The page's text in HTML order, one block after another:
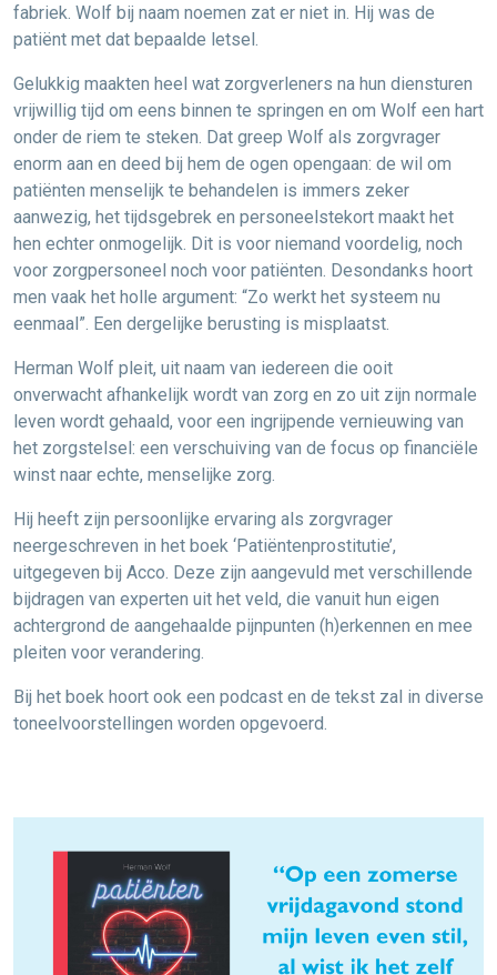
fabriek. Wolf bij naam noemen zat er niet in. Hij was de
patiënt met dat bepaalde letsel.
Gelukkig maakten heel wat zorgverleners na hun diensturen
vrijwillig tijd om eens binnen te springen en om Wolf een hart
onder de riem te steken. Dat greep Wolf als zorgvrager
enorm aan en deed bij hem de ogen opengaan: de wil om
patiënten menselijk te behandelen is immers zeker
aanwezig, het tijdsgebrek en personeelstekort maakt het
hen echter onmogelijk. Dit is voor niemand voordelig, noch
voor zorgpersoneel noch voor patiënten. Desondanks hoort
men vaak het holle argument: “Zo werkt het systeem nu
eenmaal”. Een dergelijke berusting is misplaatst.
Herman Wolf pleit, uit naam van iedereen die ooit
onverwacht afhankelijk wordt van zorg en zo uit zijn normale
leven wordt gehaald, voor een ingrijpende vernieuwing van
het zorgstelsel: een verschuiving van de focus op financiële
winst naar echte, menselijke zorg.
Hij heeft zijn persoonlijke ervaring als zorgvrager
neergeschreven in het boek ‘Patiëntenprostitutie’,
uitgegeven bij Acco. Deze zijn aangevuld met verschillende
bijdragen van experten uit het veld, die vanuit hun eigen
achtergrond de aangehaalde pijnpunten (h)erkennen en mee
pleiten voor verandering.
Bij het boek hoort ook een podcast en de tekst zal in diverse
toneelvoorstellingen worden opgevoerd.